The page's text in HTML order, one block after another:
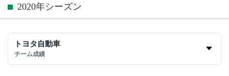
2020年シーズン
トヨタ自動車
チーム成績